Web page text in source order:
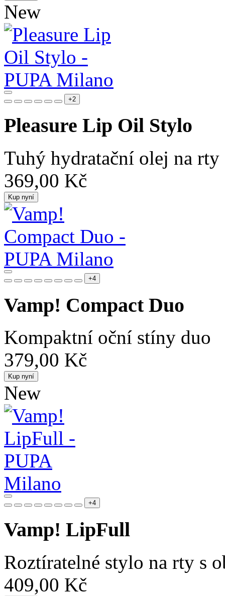
New
+2
Pleasure Lip Oil Stylo
Tuhý hydratační olej na rty
369,00 Kč
Kup nyní
+4
Vamp! Compact Duo
Kompaktní oční stíny duo
379,00 Kč
Kup nyní
New
+4
Vamp! LipFull
Roztíratelné stylo na rty s
409,00 Kč